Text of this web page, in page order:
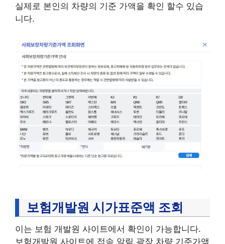
실제로 본인의 차량의 기준 가액을 확인 할수 있습
니다.
보험개발원 시가표준액 조회
이는 보험 개발원 사이트에서 확인이 가능합니다.
보험개발원 사이트에 접속 알림 광장 차량 기준가액